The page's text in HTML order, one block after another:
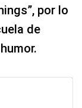
por lo
de